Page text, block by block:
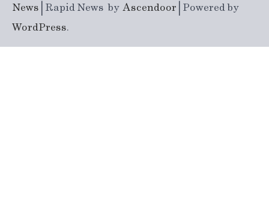
News | Rapid News byAscendoor | Powered by
WordPress.